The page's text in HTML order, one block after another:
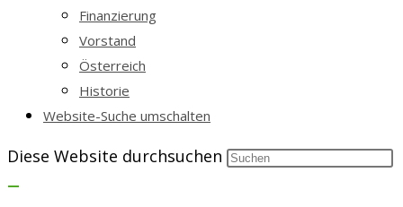
Finanzierung
Vorstand
Österreich
Historie
Website-Suche umschalten
Diese Website durchsuchen